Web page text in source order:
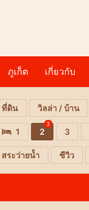
ภูเก็ต เกี่ยวกับ
ที่ดิน วิลล่า / บ้าน
1 2
3
3
สระว่ายน้ำ ซีวิว